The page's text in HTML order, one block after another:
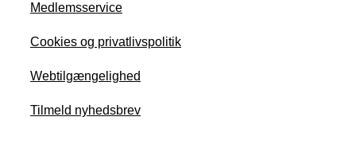
Medlemsservice
Cookies og privatlivspolitik
Webtilgængelighed
Tilmeld nyhedsbrev